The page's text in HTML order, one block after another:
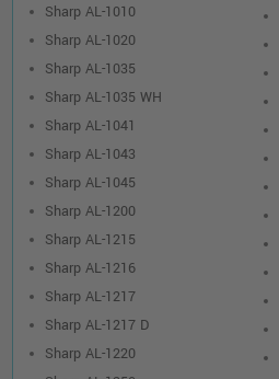
Sharp AL-1010
Sharp AL-1020
Sharp AL-1035
Sharp AL-1035 WH
Sharp AL-1041
Sharp AL-1043
Sharp AL-1045
Sharp AL-1200
Sharp AL-1215
Sharp AL-1216
Sharp AL-1217
Sharp AL-1217 D
Sharp AL-1220